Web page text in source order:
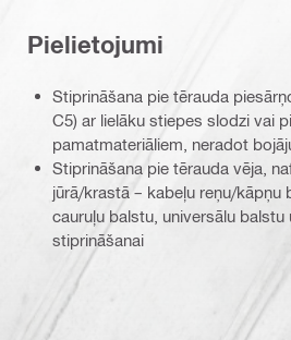
Pielietojumi
Stiprināšana pie tērauda
C5) ar lielāku stiepes slodzi vai
pamatmateriāliem, neradot
Stiprināšana pie tērauda vēja,
jūrā/krastā – kabeļu reņu/kāpņu
cauruļu balstu, universālu balstu
stiprināšanai